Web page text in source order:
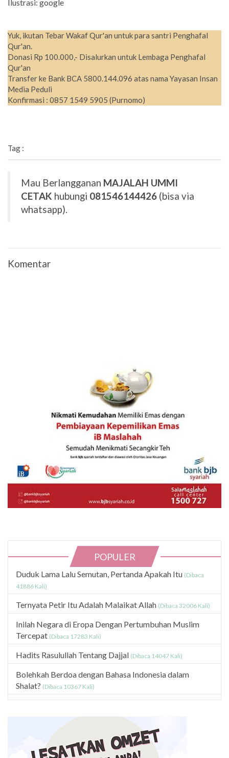
Ilustrasi: google
Yuk, ikutan Tebar Wakaf Qur'an untuk para santri Penghafal
Qur'an.
Donasi Rp 100.000,- Disalurkan untuk Lembaga Penghafal
Qur'an
Transfer ke Bank BCA 5800.144.096 atas nama Yayasan Insan
Media Peduli
Konfirmasi : 0857 1549 5905 (Purnomo)
Tag :
Mau Berlangganan MAJALAH UMMI
CETAK hubungi 081546144426 (bisa via
whatsapp).
Komentar
POPULER
Duduk Lama Lalu Semutan, Pertanda Apakah Itu (Dibaca
41886 Kali)
Ternyata Petir Itu Adalah Malaikat Allah (Dibaca 32006 Kali)
Inilah Negara di Eropa Dengan Pertumbuhan Muslim
Tercepat (Dibaca 17283 Kali)
Hadits Rasulullah Tentang Dajjal (Dibaca 14047 Kali)
Bolehkah Berdoa dengan Bahasa Indonesia dalam
Shalat? (Dibaca 10367 Kali)